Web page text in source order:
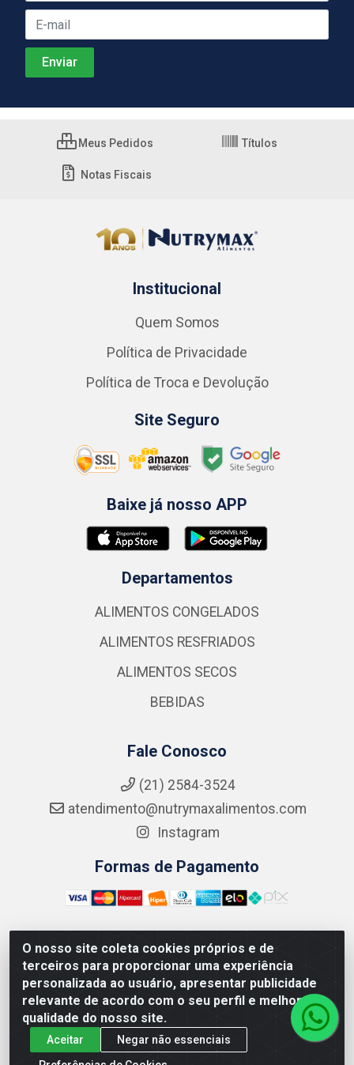
O nosso site coleta cookies próprios e de
terceiros para proporcionar uma experiência
personalizada ao usuário, apresentar publicidade
relevante de acordo com o seu perfil e melhorar a
qualidade do nosso site.
Aceitar
Negar não essenciais
Meus Pedidos Títulos
Notas Fiscais
Institucional
Quem Somos
Política de Privacidade
Política de Troca e Devolução
Site Seguro
Baixe já nosso APP
Departamentos
ALIMENTOS CONGELADOS
ALIMENTOS RESFRIADOS
ALIMENTOS SECOS
BEBIDAS
Fale Conosco
(21) 2584-3524
atendimento@nutrymaxalimentos.com
Instagram
Formas de Pagamento
NUTRY MAX COMÉRCIO DE PRODUTOS ALIMENTICIOS
LTDA - RUA DO FEIJÃO, 721 PENHA CIRCULAR/RJ -
CNPJ: 15.796.122/0001-03